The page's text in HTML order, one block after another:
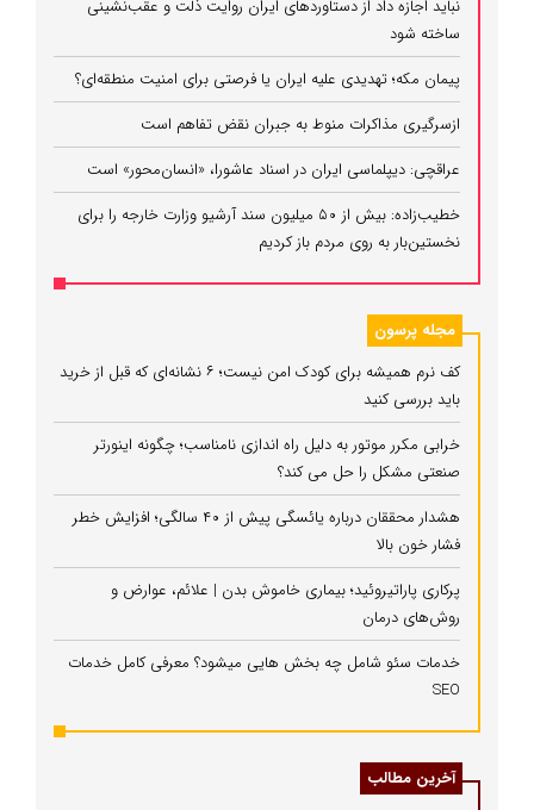
نباید اجازه داد از دستاوردهای ایران روایت ذلت و عقب‌نشینی
ساخته شود
پیمان مکه؛ تهدیدی علیه ایران یا فرصتی برای امنیت منطقه‌ای؟
ازسرگیری مذاکرات منوط به جبران نقض تفاهم است
عراقچی: دیپلماسی ایران در اسناد عاشورا، «انسان‌محور» است
خطیب‌زاده: بیش از ۵۰ میلیون سند آرشیو وزارت خارجه را برای
نخستین‌بار به روی مردم باز کردیم
مجله پرسون
کف نرم همیشه برای کودک امن نیست؛ ۶ نشانه‌ای که قبل از خرید
باید بررسی کنید
خرابی مکرر موتور به دلیل راه‌ اندازی نامناسب؛ چگونه اینورتر
صنعتی مشکل را حل می‌ کند؟
هشدار محققان درباره یائسگی پیش از ۴۰ سالگی؛ افزایش خطر
فشار خون بالا
پرکاری پاراتیروئید؛ بیماری خاموش بدن | علائم، عوارض و
روش‌های درمان
خدمات سئو شامل چه بخش هایی میشود؟ معرفی کامل خدمات
SEO
آخرین مطالب